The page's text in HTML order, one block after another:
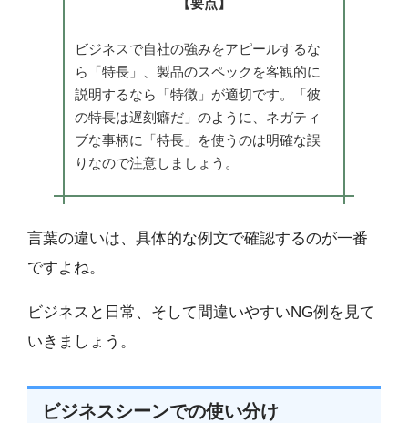
【要点】
ビジネスで自社の強みをアピールするな
ら「特長」、製品のスペックを客観的に
説明するなら「特徴」が適切です。「彼
の特長は遅刻癖だ」のように、ネガティ
ブな事柄に「特長」を使うのは明確な誤
りなので注意しましょう。
言葉の違いは、具体的な例文で確認するのが一番
ですよね。
ビジネスと日常、そして間違いやすいNG例を見て
いきましょう。
ビジネスシーンでの使い分け